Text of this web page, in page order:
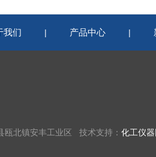
我们 | 产品中心 |
瓯北镇安丰工业区 技术支持： 化工仪